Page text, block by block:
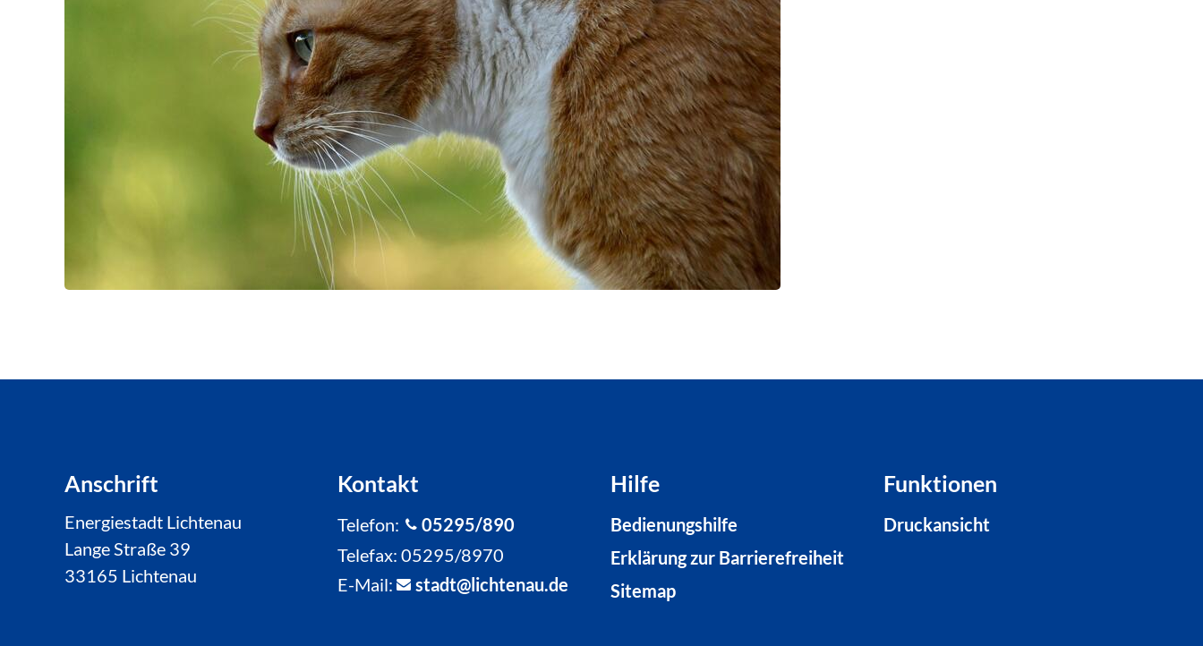
Anschrift
Energiestadt Lichtenau
Lange Straße 39
33165 Lichtenau
Kontakt
Telefon:
05295/890
Telefax: 05295/8970
E-Mail:
st dt l cht n d
Hilfe
Bedienungshilfe
Erklärung zur Barrierefreiheit
Sitemap
Funktionen
Druckansicht